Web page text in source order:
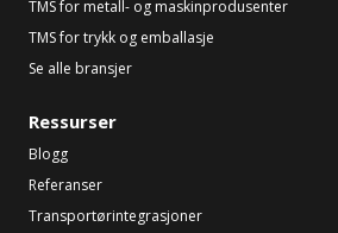
TMS for metall- og maskinprodusenter
TMS for trykk og emballasje
Se alle bransjer
Ressurser
Blogg
Referanser
Transportørintegrasjoner